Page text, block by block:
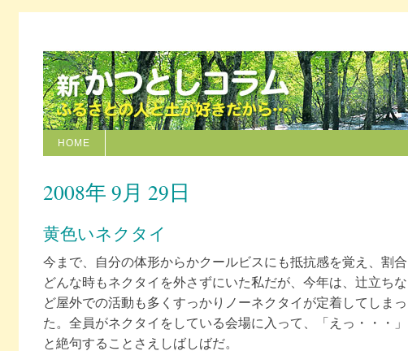
HOME
2008年 9月 29日
黄色いネクタイ
今まで、自分の体形からかクールビスにも抵抗感を覚え、割合
どんな時もネクタイを外さずにいた私だが、今年は、辻立ちな
ど屋外での活動も多くすっかりノーネクタイが定着してしまっ
た。全員がネクタイをしている会場に入って、「えっ・・・」
と絶句することさえしばしばだ。